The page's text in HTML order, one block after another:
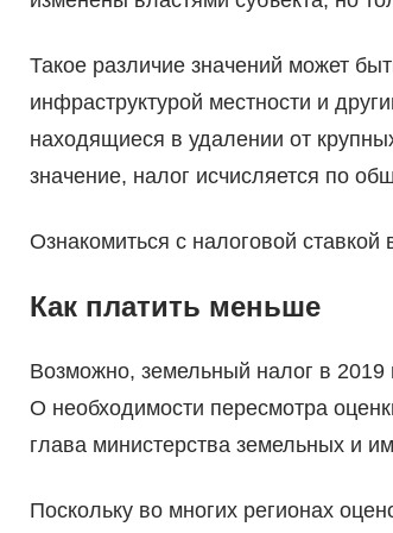
Такое различие значений может
инфраструктурой местности и
находящиеся в удалении от
значение, налог исчисляется по
Ознакомиться с налоговой
Как платить меньше
Возможно, земельный налог в 2019
О необходимости пересмотра
глава министерства земельных и
Поскольку во многих регионах